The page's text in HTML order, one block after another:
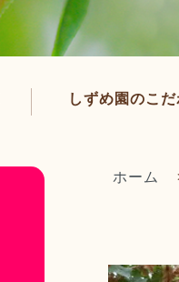
しずめ園のこ
ホーム